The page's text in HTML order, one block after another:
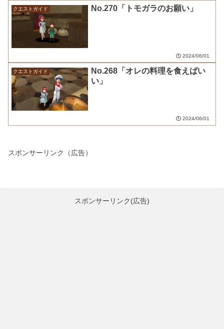
クエストガイド No.270「トモガラのお願い」
2024/06/01
クエストガイド
No.268「オレの料理を食えばい
い」
2024/06/01